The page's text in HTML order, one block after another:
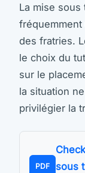
La mise sous
des fratries.
le choix du
sur le
la situation
privilégier la
PDF
sous